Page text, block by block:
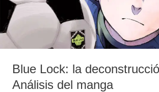
Blue Lock: la
Análisis del manga
Análisis
del